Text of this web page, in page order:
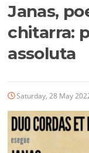
Janas,
chitarra:
assoluta
Saturday, 28 May